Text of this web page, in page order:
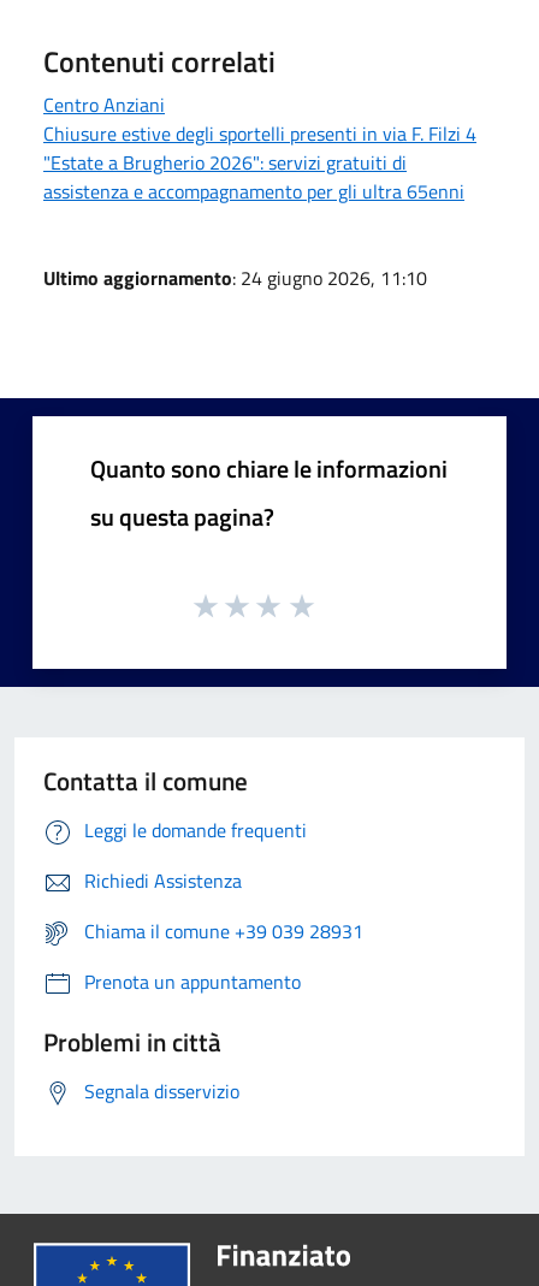
Contenuti correlati
Centro Anziani
Chiusure estive degli sportelli presenti in via F. Filzi 4
"Estate a Brugherio 2026": servizi gratuiti di
assistenza e accompagnamento per gli ultra 65enni
Ultimo aggiornamento: 24 giugno 2026, 11:10
Quanto sono chiare le informazioni
su questa pagina?
Contatta il comune
Leggi le domande frequenti
Richiedi Assistenza
Chiama il comune +39 039 28931
Prenota un appuntamento
Problemi in città
Segnala disservizio